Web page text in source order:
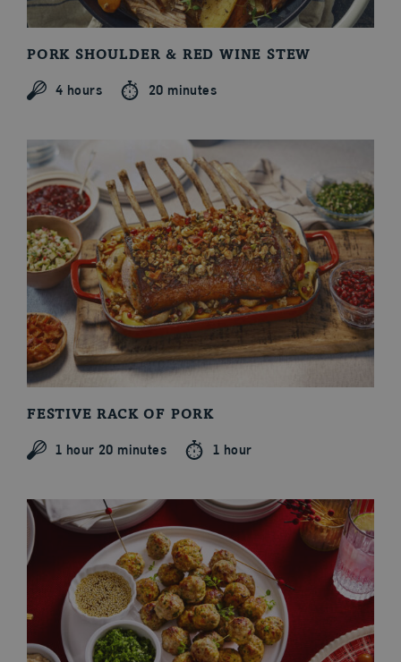
Seasonal Theme
PORK SHOULDER & RED WINE STEW
4 hours 20 minutes
FESTIVE RACK OF PORK
1 hour 20 minutes 1 hour